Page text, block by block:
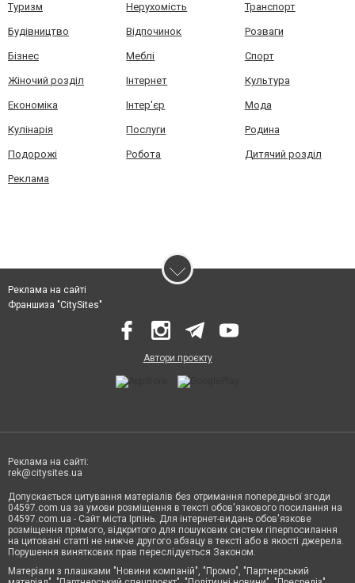
Туризм Нерухомість Транспорт
Будівництво Відпочинок Розваги
Бізнес Меблі Спорт
Жіночий розділ Інтернет Культура
Економіка Інтер'єр Мода
Кулінарія Послуги Родина
Подорожі Робота Дитячий розділ
Реклама
Реклама на сайті
Франшиза "CitySites"
Автори проєкту
Реклама на сайті:
rek@citysites.ua
Допускається цитування матеріалів без отримання попередньої згоди
04597.com.ua за умови розміщення в тексті обов'язкового посилання на
04597.com.ua - Сайт міста Ірпінь. Для інтернет-видань обов'язкове
розміщення прямого, відкритого для пошукових систем гіперпосилання
на цитовані статті не нижче другого абзацу в тексті або в якості джерела.
Порушення виняткових прав переслідується Законом.
Матеріали з плашками "Новини компаній", "Промо", "Партнерський